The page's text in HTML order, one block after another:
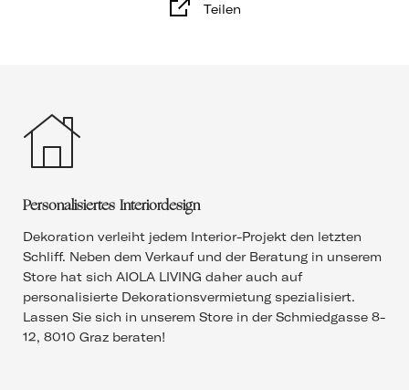
Teilen
Personalisiertes Interiordesign
Dekoration verleiht jedem Interior-Projekt den letzten
Schliff. Neben dem Verkauf und der Beratung in unserem
Store hat sich AIOLA LIVING daher auch auf
personalisierte Dekorationsvermietung spezialisiert.
Lassen Sie sich in unserem Store in der Schmiedgasse 8-
12, 8010 Graz beraten!